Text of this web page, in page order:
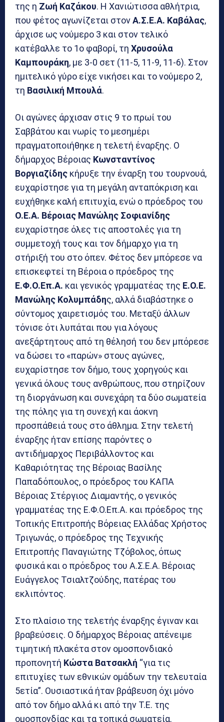
της η Ζωή Καζάκου. Η Χανιώτισσα αθλήτρια,
που φέτος αγωνίζεται στονΑ.Σ.Ε.Α. Καβάλας,
άρχισε ως νούμερο 3 και στον τελικό
κατέβαλλε το 1ο φαβορί, τη Χρυσούλα
Καμπουράκη, με 3-0 σετ (11-5, 11-9, 11-6). Στον
ημιτελικό γύρο είχε νικήσει και το νούμερο 2,
τη Βασιλική Μπουλά.
Οι αγώνες άρχισαν στις 9 το πρωί του
Σαββάτου και νωρίς το μεσημέρι
πραγματοποιήθηκε η τελετή έναρξης. Ο
δήμαρχος Βέροιας Κωνσταντίνος
Βοργιαζίδης κήρυξε την έναρξη του τουρνουά,
ευχαρίστησε για τη μεγάλη ανταπόκριση και
ευχήθηκε καλή επιτυχία, ενώ ο πρόεδρος του
Ο.Ε.Α. Βέροιας Μανώλης Σοφιανίδης
ευχαρίστησε όλες τις αποστολές για τη
συμμετοχή τους και τον δήμαρχο για τη
στήριξή του στο όπεν. Φέτος δεν μπόρεσε να
επισκεφτεί τη Βέροια ο πρόεδρος της
Ε.Φ.Ο.Επ.Α. και γενικός γραμματέας της Ε.Ο.Ε.
Μανώλης Κολυμπάδης, αλλά διαβάστηκε ο
σύντομος χαιρετισμός του. Μεταξύ άλλων
τόνισε ότι λυπάται που για λόγους
ανεξάρτητους από τη θέλησή του δεν μπόρεσε
να δώσει το «παρών» στους αγώνες,
ευχαρίστησε τον δήμο, τους χορηγούς και
γενικά όλους τους ανθρώπους, που στηρίζουν
τη διοργάνωση και συνεχάρη τα δύο σωματεία
της πόλης για τη συνεχή και άοκνη
προσπάθειά τους στο άθλημα. Στην τελετή
έναρξης ήταν επίσης παρόντες ο
αντιδήμαρχος Περιβάλλοντος και
Καθαριότητας της Βέροιας Βασίλης
Παπαδόπουλος, ο πρόεδρος του ΚΑΠΑ
Βέροιας Στέργιος Διαμαντής, ο γενικός
γραμματέας της Ε.Φ.Ο.Επ.Α. και πρόεδρος της
Τοπικής Επιτροπής Βόρειας Ελλάδας Χρήστος
Τριγωνάς, ο πρόεδρος της Τεχνικής
Επιτροπής Παναγιώτης Τζόβολος, όπως
φυσικά και ο πρόεδρος του Α.Σ.Ε.Α. Βέροιας
Ευάγγελος Τσιαλτζούδης, πατέρας του
εκλιπόντος.
Στο πλαίσιο της τελετής έναρξης έγιναν και
βραβεύσεις. Ο δήμαρχος Βέροιας απένειμε
τιμητική πλακέτα στον ομοσπονδιακό
προπονητή Κώστα Βατσακλή “για τις
επιτυχίες των εθνικών ομάδων την τελευταία
5ετία”. Ουσιαστικά ήταν βράβευση όχι μόνο
από τον δήμο αλλά κι από την Τ.Ε. της
ομοσπονδίας και τα τοπικά σωματεία.